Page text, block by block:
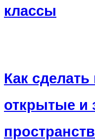
классы
Как
открытые и